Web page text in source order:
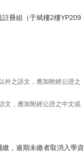
冊組（于斌樓2樓YP209
外之語文，應加附經公證之
文，應加附經公證之中文或
，逾期未繳者取消入學資